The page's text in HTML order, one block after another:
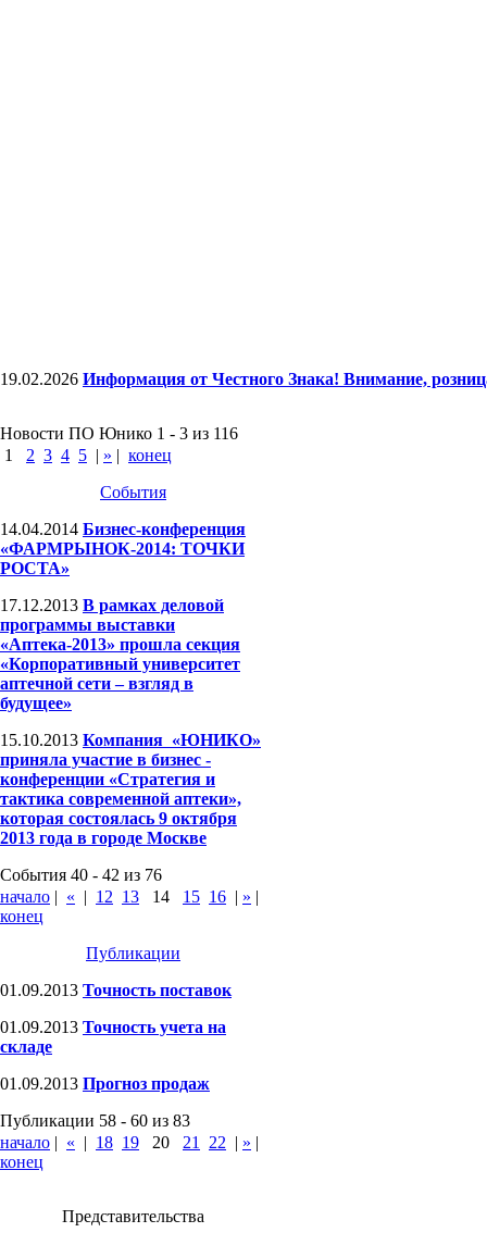
19.02.2026 Информация от Честного Знака! Внимание,
Новости ПО Юнико 1 - 3 из 116
1
2 3 4 5 | » | конец
События
14.04.2014 Бизнес-конференция
«ФАРМРЫНОК-2014: ТОЧКИ
РОСТА»
17.12.2013 В рамках деловой
программы выставки
«Аптека-2013» прошла секция
«Корпоративный университет
аптечной сети – взгляд в
будущее»
15.10.2013 Компания «ЮНИКО»
приняла участие в бизнес -
конференции «Стратегия и
тактика современной аптеки»,
которая состоялась 9 октября
2013 года в городе Москве
События 40 - 42 из 76
начало | « | 12 13 14 15 16 | » |
конец
Публикации
01.09.2013 Точность поставок
01.09.2013 Точность учета на
складе
01.09.2013 Прогноз продаж
Публикации 58 - 60 из 83
начало | « | 18 19 20 21 22 | » |
конец
Представительства